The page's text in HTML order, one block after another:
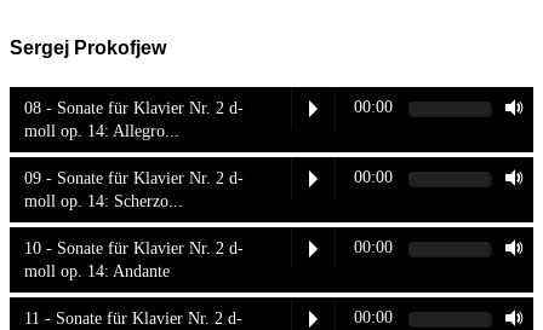
Sergej Prokofjew
08 - Sonate für Klavier Nr. 2 d-
moll op. 14: Allegro...
00:00
09 - Sonate für Klavier Nr. 2 d-
moll op. 14: Scherzo...
00:00
10 - Sonate für Klavier Nr. 2 d-
moll op. 14: Andante
00:00
11 - Sonate für Klavier Nr. 2 d-
00:00